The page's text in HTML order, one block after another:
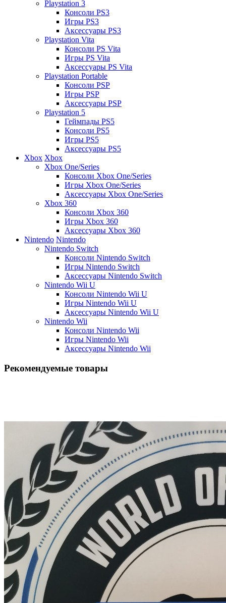
Playstation 3
Консоли PS3
Игры PS3
Аксессуары PS3
Playstation Vita
Консоли PS Vita
Игры PS Vita
Аксессуары PS Vita
Playstation Portable
Консоли PSP
Игры PSP
Аксессуары PSP
Playstation 5
Геймпады PS5
Консоли PS5
Игры PS5
Аксессуары PS5
Xbox Xbox
Xbox One/Series
Консоли Xbox One/Series
Игры Xbox One/Series
Аксессуары Xbox One/Series
Xbox 360
Консоли Xbox 360
Игры Xbox 360
Аксессуары Xbox 360
Nintendo Nintendo
Nintendo Switch
Консоли Nintendo Switch
Игры Nintendo Switch
Аксессуары Nintendo Switch
Nintendo Wii U
Консоли Nintendo Wii U
Игры Nintendo Wii U
Аксессуары Nintendo Wii U
Nintendo Wii
Консоли Nintendo Wii
Игры Nintendo Wii
Аксессуары Nintendo Wii
Рекомендуемые товары